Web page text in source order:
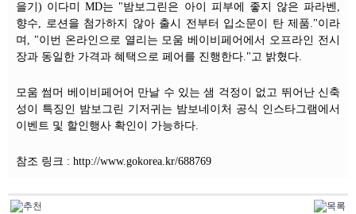
을기) 이다미 MD는 "밤보그린은 아이 피부에 좋지 않은 파라벤,
향수, 로션을 첨가하지 않아 출시 전부터 입소문이 탄 제품."이라
며, "이번 온라인으로 열리는 모움 베이비페어에서 오프라인 전시
장과 동일한 가격과 혜택으로 페어를 진행한다."고 밝혔다.
모움 썸머 베이비페어어 만날 수 있는 샘 걱정이 없고 뛰어난 신축
성이 특징인 밤보그린 기저귀는 밤보네이처 공식 인스타그램에서
이벤트 및 할인행사 확인이 가능하다.
참조 링크 : http://www.gokorea.kr/688769